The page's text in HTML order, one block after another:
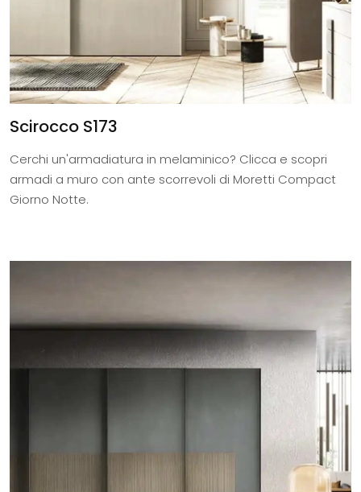
Scirocco S173
Cerchi un'armadiatura in melaminico? Clicca e scopri
armadi a muro con ante scorrevoli di Moretti Compact
Giorno Notte.